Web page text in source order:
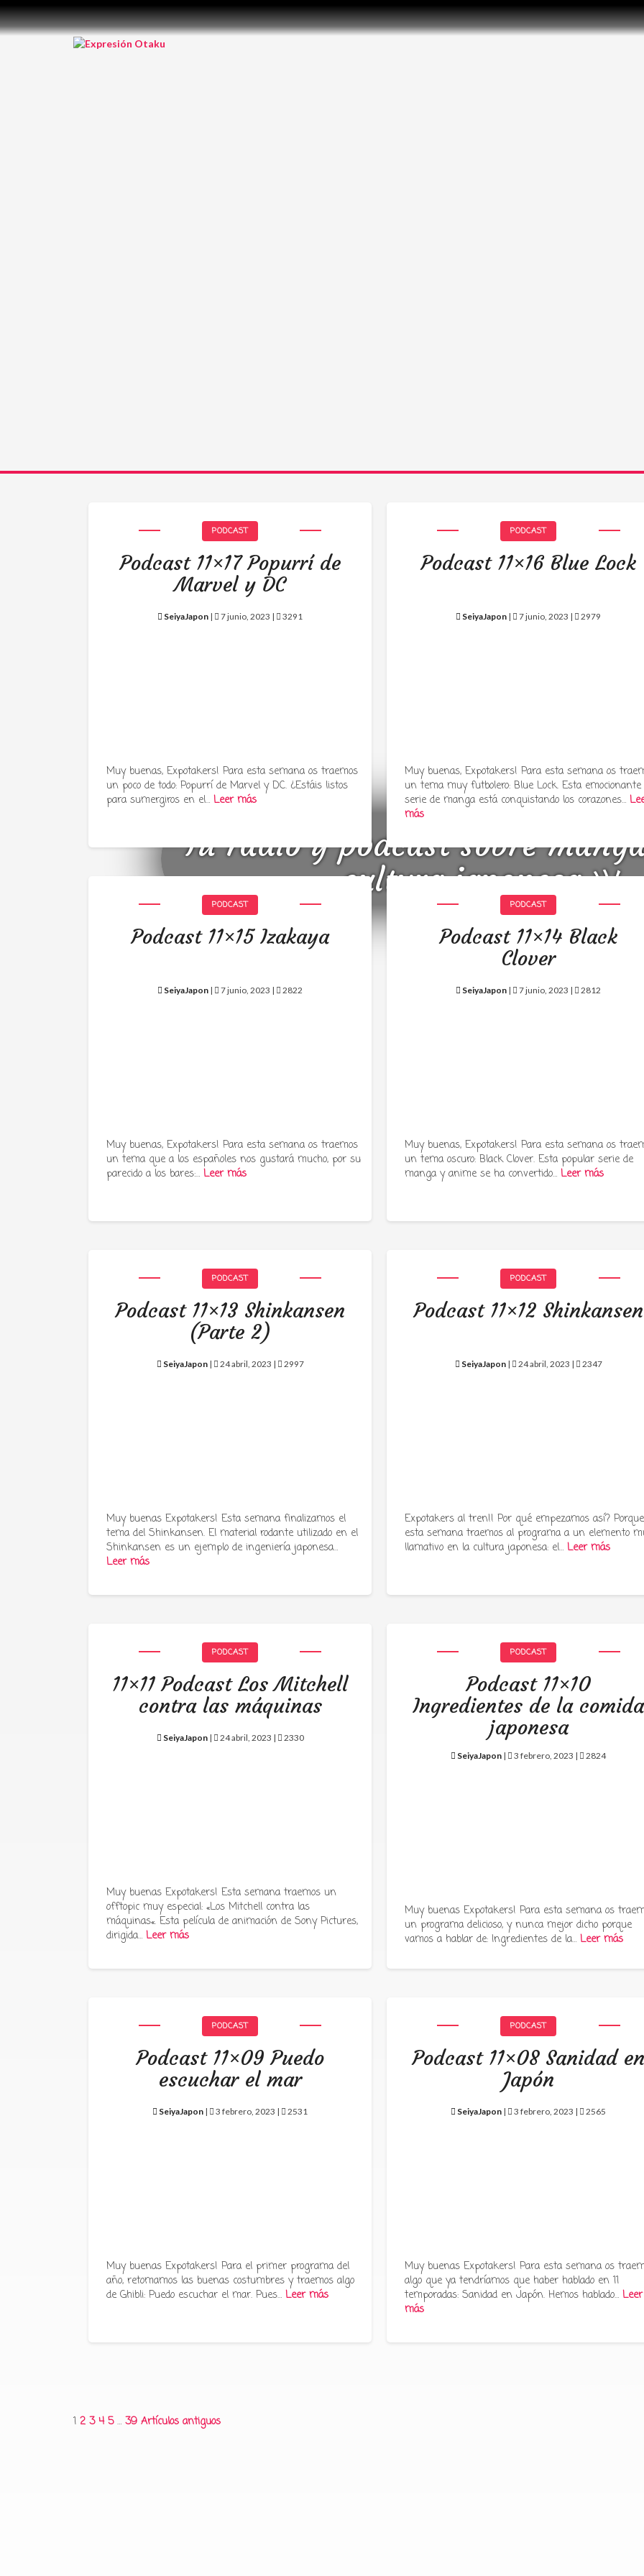
Tu radio y podcast sobre
cultura japonesa ツ
PODCAST
Podcast 11×17 Popurrí de
Marvel y DC
SeiyaJapon | 7 junio, 2023 | 3291
Muy buenas, Expotakers! Para esta semana os traemos
un poco de todo: Popurrí de Marvel y DC. ¿Estáis listos
para sumergiros en el…Leer más
PODCAST
Podcast 11×16 Blue Lock
SeiyaJapon | 7 junio, 2023 | 2979
Muy buenas, Expotakers! Para esta semana os
un tema muy futbolero: Blue Lock. Esta emocionante
serie de manga está conquistando los corazones…
más
PODCAST
Podcast 11×15 Izakaya
SeiyaJapon | 7 junio, 2023 | 2822
Muy buenas, Expotakers! Para esta semana os traemos
un tema que a los españoles nos gustará mucho, por su
parecido a los bares:…Leer más
PODCAST
Podcast 11×14 Black
Clover
SeiyaJapon | 7 junio, 2023 | 2812
Muy buenas, Expotakers! Para esta semana os
un tema oscuro: Black Clover. Esta popular serie de
manga y anime se ha convertido…Leer más
PODCAST
Podcast 11×13 Shinkansen
(Parte 2)
SeiyaJapon| 24 abril, 2023 | 2997
Muy buenas Expotakers! Esta semana finalizamos el
tema del Shinkansen. El material rodante utilizado en el
Shinkansen es un ejemplo de ingeniería japonesa…
Leer más
PODCAST
Podcast 11×12 Shinkansen
SeiyaJapon| 24 abril, 2023 | 2347
Expotakers al tren!! Por qué empezamos así? Porque
esta semana traemos al programa a un elemento
llamativo en la cultura japonesa: el…Leer más
PODCAST
11×11 Podcast Los Mitchell
contra las máquinas
SeiyaJapon| 24 abril, 2023 | 2330
Muy buenas Expotakers! Esta semana traemos un
offtopic muy especial: «Los Mitchell contra las
máquinas«. Esta película de animación de Sony Pictures,
dirigida…Leer más
PODCAST
Podcast 11×10
Ingredientes de la comida
japonesa
SeiyaJapon | 3 febrero, 2023 | 2824
Muy buenas Expotakers! Para esta semana os
un programa delicioso, y nunca mejor dicho porque
vamos a hablar de: Ingredientes de la…Leer más
PODCAST
Podcast 11×09 Puedo
escuchar el mar
SeiyaJapon | 3 febrero, 2023 | 2531
Muy buenas Expotakers! Para el primer programa del
año, retomamos las buenas costumbres y traemos algo
de Ghibli: Puedo escuchar el mar. Pues…Leer más
PODCAST
Podcast 11×08 Sanidad en
Japón
SeiyaJapon | 3 febrero, 2023 | 2565
Muy buenas Expotakers! Para esta semana os
algo que ya tendríamos que haber hablado en 11
temporadas: Sanidad en Japón. Hemos hablado…Leer
más
1 2 3 4 5 … 39 Artículos antiguos